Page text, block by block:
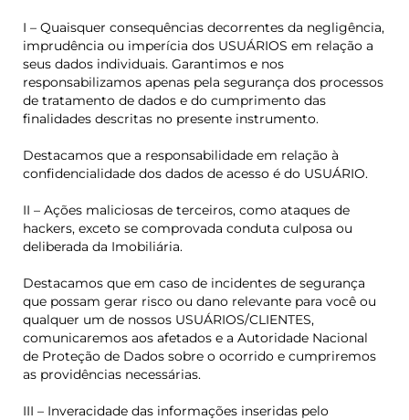
I – Quaisquer consequências decorrentes da negligência,
imprudência ou imperícia dos USUÁRIOS em relação a
seus dados individuais. Garantimos e nos
responsabilizamos apenas pela segurança dos processos
de tratamento de dados e do cumprimento das
finalidades descritas no presente instrumento.
Destacamos que a responsabilidade em relação à
confidencialidade dos dados de acesso é do USUÁRIO.
II – Ações maliciosas de terceiros, como ataques de
hackers, exceto se comprovada conduta culposa ou
deliberada da Imobiliária.
Destacamos que em caso de incidentes de segurança
que possam gerar risco ou dano relevante para você ou
qualquer um de nossos USUÁRIOS/CLIENTES,
comunicaremos aos afetados e a Autoridade Nacional
de Proteção de Dados sobre o ocorrido e cumpriremos
as providências necessárias.
III – Inveracidade das informações inseridas pelo